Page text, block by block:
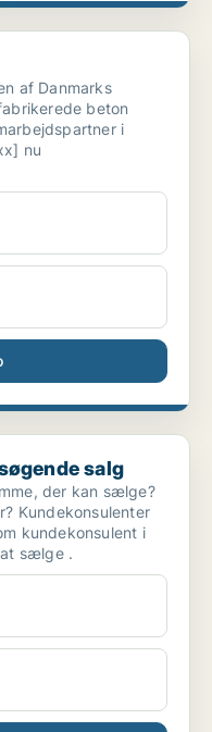
af Danmarks
beton
i
nu
salg
der kan sælge?
Kundekonsulenter
kundekonsulent i
sælge .